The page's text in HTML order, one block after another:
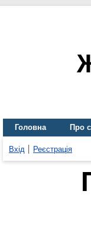
Головна Про
Вхід Реєстрація